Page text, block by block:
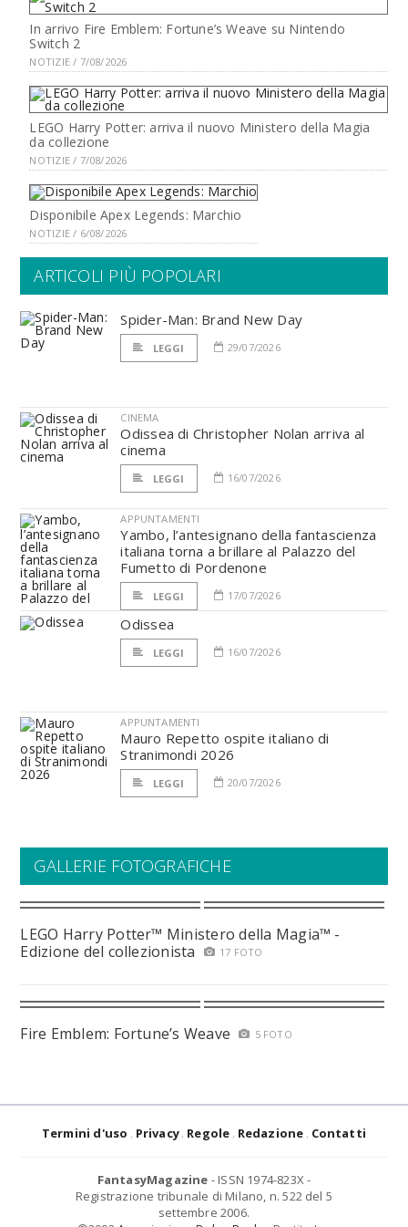
In arrivo Fire Emblem: Fortune’s Weave su Nintendo
Switch 2
NOTIZIE / 7/08/2026
LEGO Harry Potter: arriva il nuovo Ministero della Magia
da collezione
NOTIZIE / 7/08/2026
Disponibile Apex Legends: Marchio
NOTIZIE / 6/08/2026
ARTICOLI PIÙ POPOLARI
Spider-Man: Brand New Day
LEGGI 29/07/2026
CINEMA
Odissea di Christopher Nolan arriva al
cinema
LEGGI 16/07/2026
APPUNTAMENTI
Yambo, l’antesignano della fantascienza
italiana torna a brillare al Palazzo del
Fumetto di Pordenone
LEGGI 17/07/2026
Odissea
LEGGI 16/07/2026
APPUNTAMENTI
Mauro Repetto ospite italiano di
Stranimondi 2026
LEGGI 20/07/2026
GALLERIE FOTOGRAFICHE
LEGO Harry Potter™ Ministero della Magia™ -
Edizione del collezionista
17 FOTO
Fire Emblem: Fortune’s Weave 5 FOTO
Termini d'uso Privacy Regole Redazione Contatti
FantasyMagazine - ISSN 1974-823X -
Registrazione tribunale di Milano, n. 522 del 5
settembre 2006.